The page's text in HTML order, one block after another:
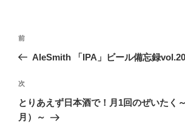
投
ビ
ゲ
ー
前
の
稿
前
AleSmith 「IPA」ビール備忘録vol.20
次
の
投
次
とりあえず日本酒で！月1回のぜいたく
月）～